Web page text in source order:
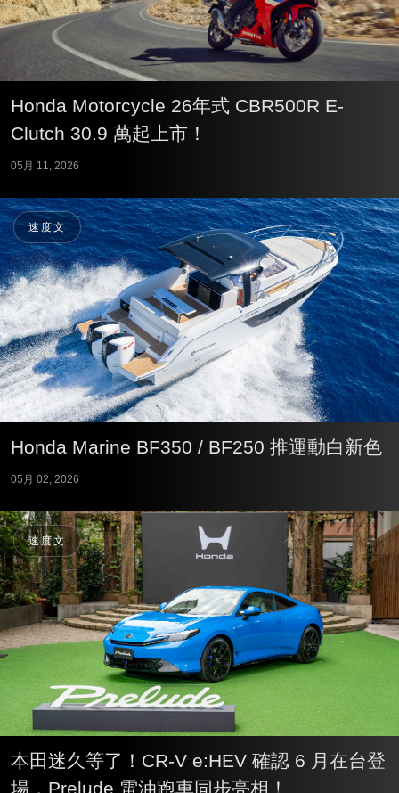
Honda Motorcycle 26年式 CBR500R E-
Clutch 30.9 萬起上市！
05月 11, 2026
速度文
Honda Marine BF350 / BF250 推運動白新色
05月 02, 2026
速度文
本田迷久等了！CR-V e:HEV 確認 6 月在台登
場，Prelude 電油跑車同步亮相！